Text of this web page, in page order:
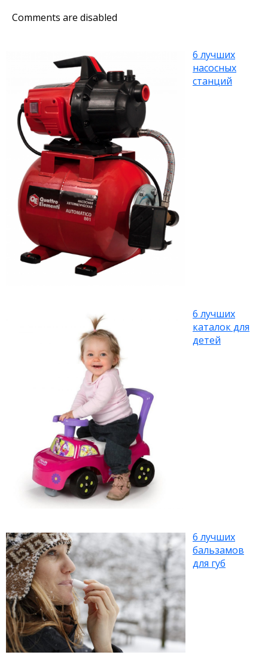
Comments are disabled
6 лучших
насосных
станций
6 лучших
каталок для
детей
6 лучших
бальзамов
для губ